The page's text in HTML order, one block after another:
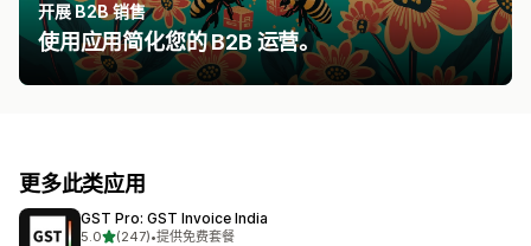
开展 B2B 销售
使用应用简化您的 B2B 运营。
更多此类应用
GST Pro: GST Invoice India
5.0星（满分 5 星）
(247)•提供免费套餐